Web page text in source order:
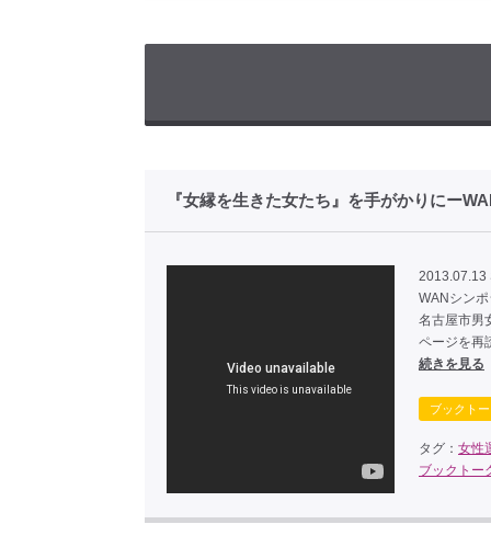
『女縁を生きた女たち』を手がかりにー
2013.07.13
WANシン
名古屋市男
ページを
続きを見る
ブックト
タグ： 女性
ブックトー